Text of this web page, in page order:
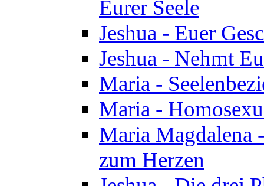
Eurer Seele
Jeshua - Euer
Jeshua - Nehmt
Maria -
Maria -
Maria Magdalena
zum Herzen